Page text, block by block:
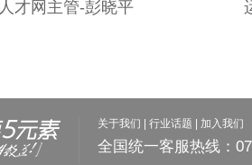
人才网主管-彭晓平
关于我们 行业话题 加入我们
全国统一客服热线：